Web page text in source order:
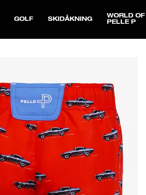
GOLF SKIDÅKNING
WORLD OF
PELLE P